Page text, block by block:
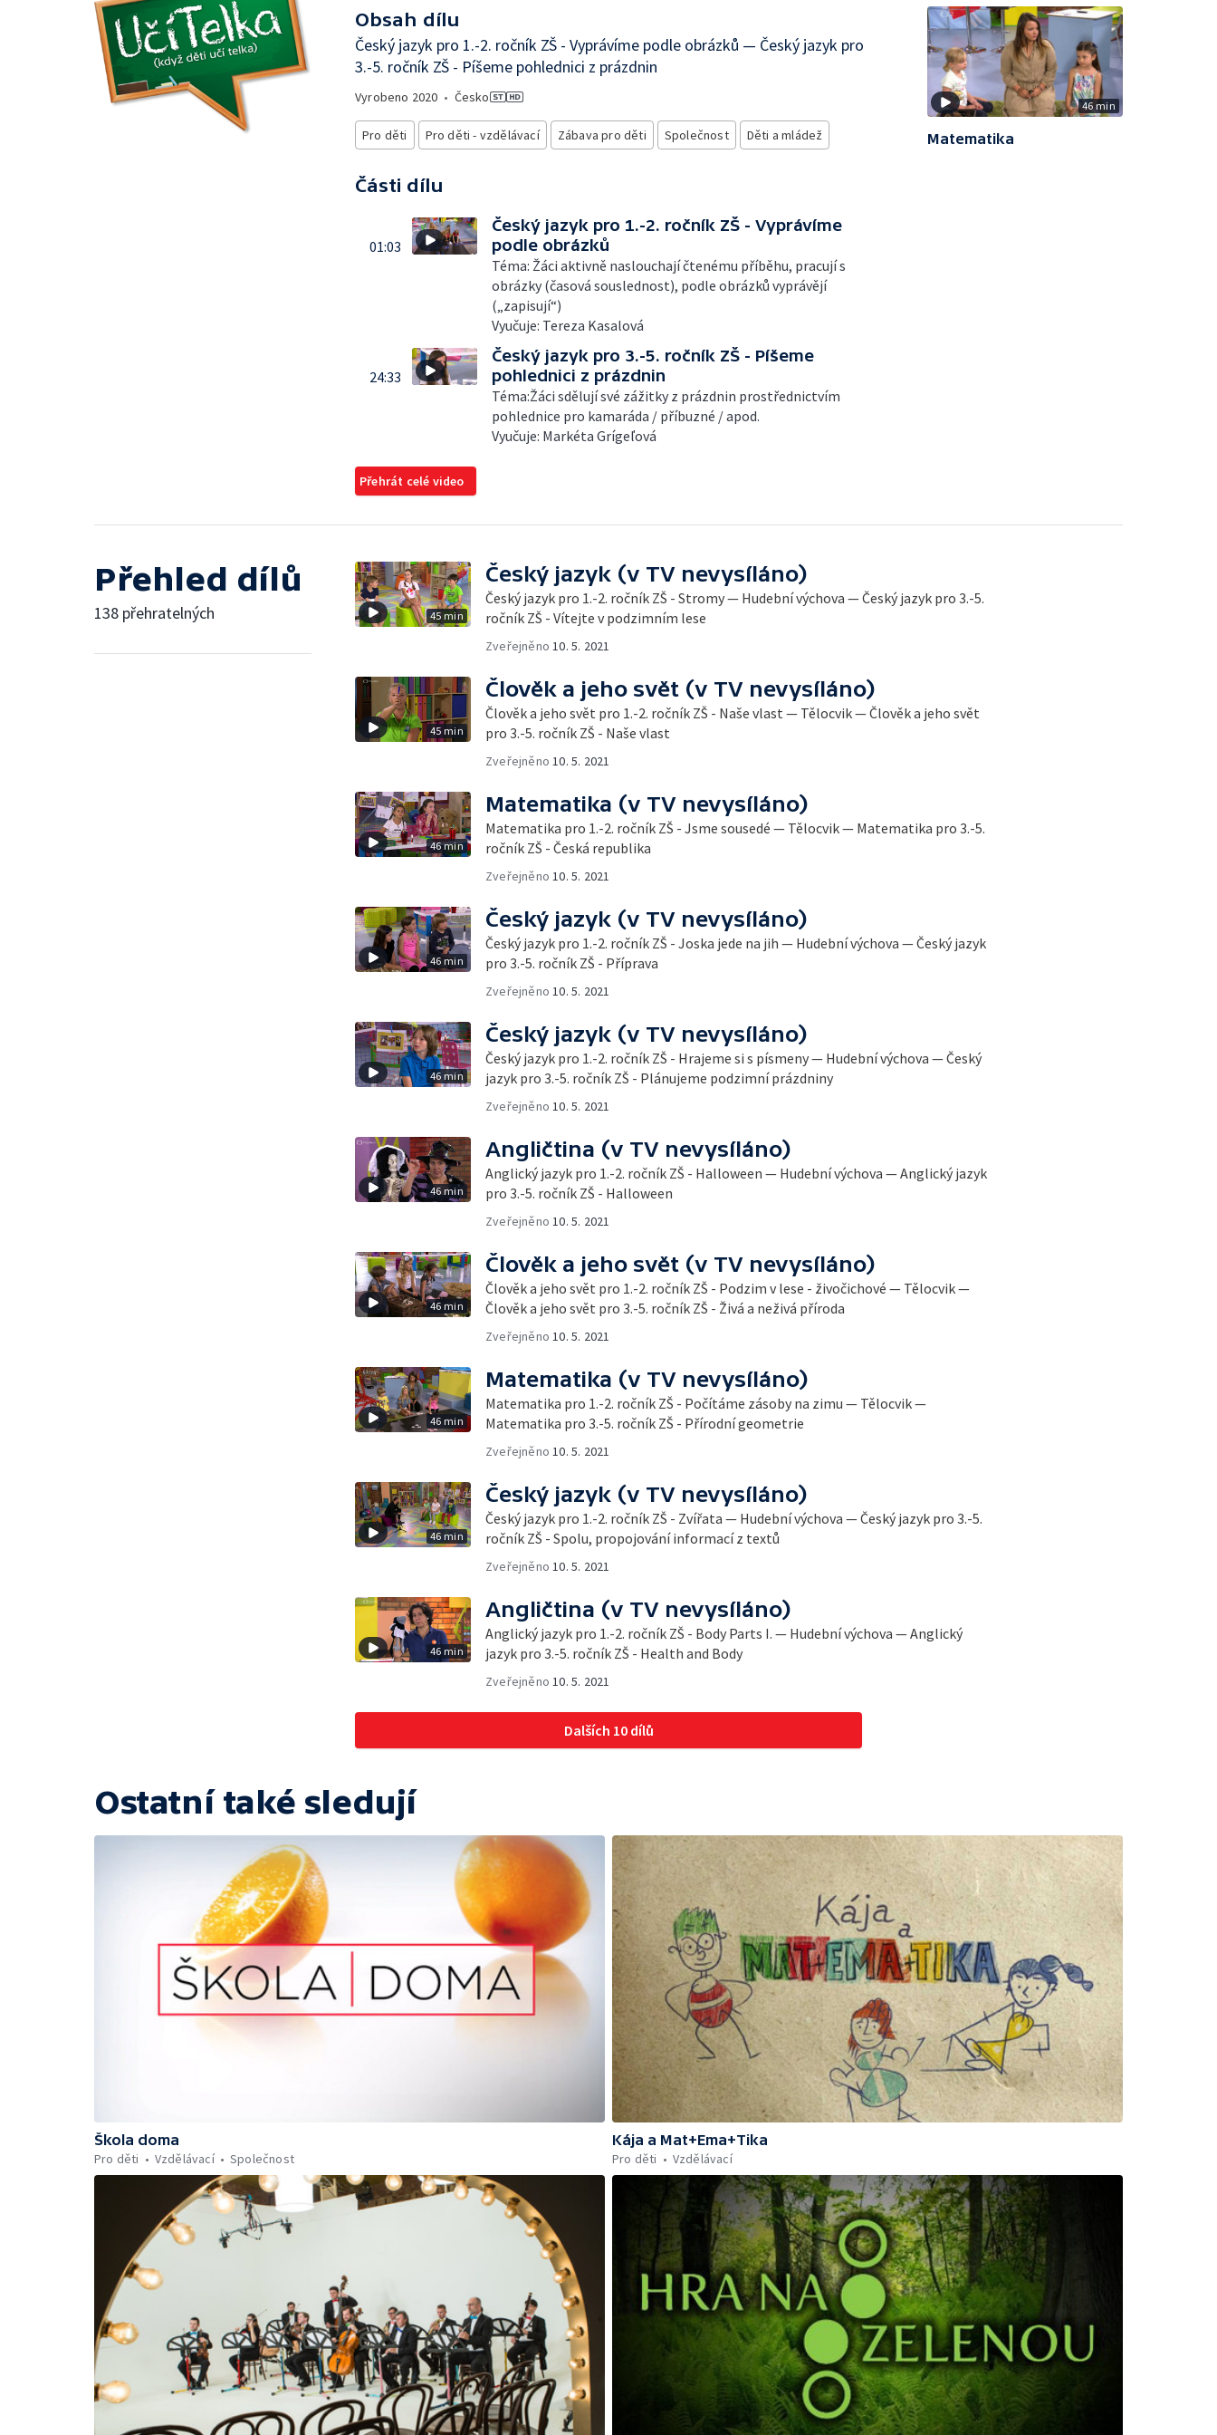
Obsah dílu
Český jazyk pro 1.-2. ročník ZŠ - Vyprávíme podle obrázků — Český jazyk pro
3.-5. ročník ZŠ - Píšeme pohlednici z prázdnin
Vyrobeno 2020 • Česko
Pro děti Pro děti - vzdělávací Zábava pro děti Společnost Děti a mládež
Části dílu
01:03
Český jazyk pro 1.-2. ročník ZŠ - Vyprávíme
podle obrázků
Téma: Žáci aktivně naslouchají čtenému příběhu, pracují s
obrázky (časová souslednost), podle obrázků vyprávějí
(„zapisují“)
Vyučuje: Tereza Kasalová
24:33
Český jazyk pro 3.-5. ročník ZŠ - Píšeme
pohlednici z prázdnin
Téma:Žáci sdělují své zážitky z prázdnin prostřednictvím
pohlednice pro kamaráda / příbuzné / apod.
Vyučuje: Markéta Grígeľová
Přehrát celé video
46 min
Matematika
Přehled dílů
138 přehratelných 45 min
Český jazyk (v TV nevysíláno)
Český jazyk pro 1.-2. ročník ZŠ - Stromy — Hudební výchova — Český jazyk pro 3.-5.
ročník ZŠ - Vítejte v podzimním lese
Zveřejněno10. 5. 2021
45 min
Člověk a jeho svět (v TV nevysíláno)
Člověk a jeho svět pro 1.-2. ročník ZŠ - Naše vlast — Tělocvik — Člověk a jeho svět
pro 3.-5. ročník ZŠ - Naše vlast
Zveřejněno10. 5. 2021
46 min
Matematika (v TV nevysíláno)
Matematika pro 1.-2. ročník ZŠ - Jsme sousedé — Tělocvik — Matematika pro 3.-5.
ročník ZŠ - Česká republika
Zveřejněno10. 5. 2021
46 min
Český jazyk (v TV nevysíláno)
Český jazyk pro 1.-2. ročník ZŠ - Joska jede na jih — Hudební výchova — Český jazyk
pro 3.-5. ročník ZŠ - Příprava
Zveřejněno10. 5. 2021
46 min
Český jazyk (v TV nevysíláno)
Český jazyk pro 1.-2. ročník ZŠ - Hrajeme si s písmeny — Hudební výchova — Český
jazyk pro 3.-5. ročník ZŠ - Plánujeme podzimní prázdniny
Zveřejněno10. 5. 2021
46 min
Angličtina (v TV nevysíláno)
Anglický jazyk pro 1.-2. ročník ZŠ - Halloween — Hudební výchova — Anglický jazyk
pro 3.-5. ročník ZŠ - Halloween
Zveřejněno10. 5. 2021
46 min
Člověk a jeho svět (v TV nevysíláno)
Člověk a jeho svět pro 1.-2. ročník ZŠ - Podzim v lese - živočichové — Tělocvik —
Člověk a jeho svět pro 3.-5. ročník ZŠ - Živá a neživá příroda
Zveřejněno10. 5. 2021
46 min
Matematika (v TV nevysíláno)
Matematika pro 1.-2. ročník ZŠ - Počítáme zásoby na zimu — Tělocvik —
Matematika pro 3.-5. ročník ZŠ - Přírodní geometrie
Zveřejněno10. 5. 2021
46 min
Český jazyk (v TV nevysíláno)
Český jazyk pro 1.-2. ročník ZŠ - Zvířata — Hudební výchova — Český jazyk pro 3.-5.
ročník ZŠ - Spolu, propojování informací z textů
Zveřejněno10. 5. 2021
46 min
Angličtina (v TV nevysíláno)
Anglický jazyk pro 1.-2. ročník ZŠ - Body Parts I. — Hudební výchova — Anglický
jazyk pro 3.-5. ročník ZŠ - Health and Body
Zveřejněno10. 5. 2021
Dalších 10 dílů
Ostatní také sledují
Škola doma
Pro děti
Vzdělávací Společnost
Kája a Mat+Ema+Tika
Pro děti
Vzdělávací